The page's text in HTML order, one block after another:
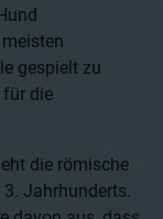
gespielt zu
für die
die römische
Jahrhunderts.